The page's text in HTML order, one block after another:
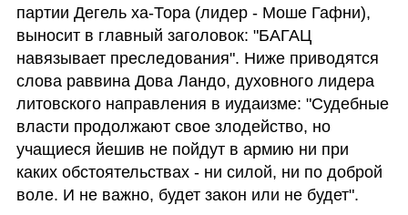
партии Дегель ха-Тора (лидер - Моше Гафни),
выносит в главный заголовок: "БАГАЦ
навязывает преследования". Ниже приводятся
слова раввина Дова Ландо, духовного лидера
литовского направления в иудаизме: "Судебные
власти продолжают свое злодейство, но
учащиеся йешив не пойдут в армию ни при
каких обстоятельствах - ни силой, ни по доброй
воле. И не важно, будет закон или не будет".